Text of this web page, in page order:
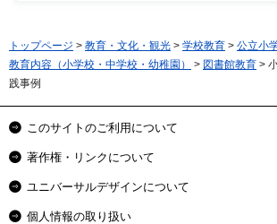
トップページ > 教育・文化・観光 > 学校教育 > 公立小
教育内容（小学校・中学校・幼稚園）
> 図書館教育 >
践事例
このサイトのご利用について
著作権・リンクについて
ユニバーサルデザインについて
個人情報の取り扱い